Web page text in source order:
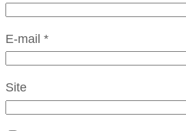
E-mail *
Site